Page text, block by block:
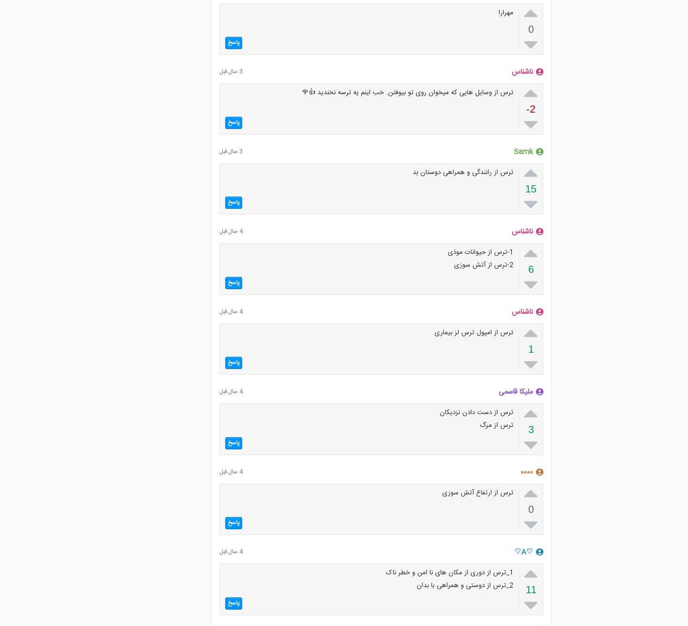

0

مهرارا
پاسخ
ناشناس 3 سال قبل

-2

ترس از وسایل هایی که میخوان روی تو بیوفتن. خب اینم یه ترسه نخندید 👍🌹
پاسخ
Samk 3 سال قبل

15

ترس از رانندگی و همراهی دوستان بد
پاسخ
ناشناس 4 سال قبل

6

1-ترس از حیوانات موذی
2-ترس از آتش سوزی
پاسخ
ناشناس 4 سال قبل

1

ترس از امپول ترس لز بیماری
پاسخ
ملیکا قاسمی 4 سال قبل

3

ترس از دست دادن نزدیکان
ترس از مرگ
پاسخ
۰۰۰۰ 4 سال قبل

0

ترس از ارتفاع آتش سوزی
پاسخ
♡A♡ 4 سال قبل

11

1_ترس از دوری از مکان های نا امن و خطر ناک
2_ترس از دوستی و همراهی با بدان
پاسخ